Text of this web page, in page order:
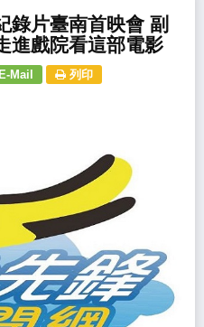
錄片臺南首映會 副
進戲院看這部電影
E-Mail
列印